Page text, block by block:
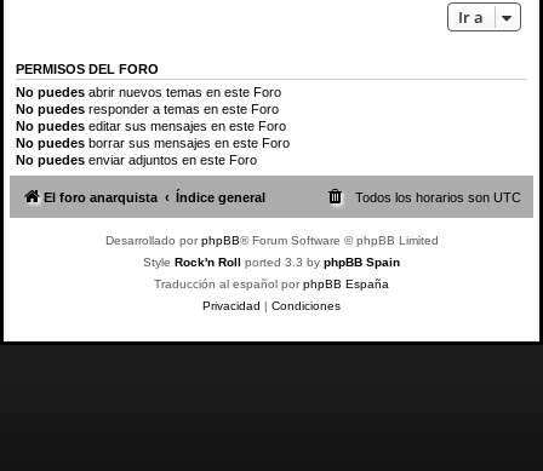
Ir a
PERMISOS DEL FORO
No puedes abrir nuevos temas en este Foro
No puedes responder a temas en este Foro
No puedes editar sus mensajes en este Foro
No puedes borrar sus mensajes en este Foro
No puedes enviar adjuntos en este Foro
El foro anarquista Índice general Todos los horarios son UTC
Desarrollado porphpBB® Forum Software © phpBB Limited
Style Rock'n Roll ported 3.3 by phpBB Spain
Traducción al español porphpBB España
Privacidad | Condiciones